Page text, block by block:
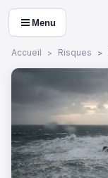
Menu
Accueil Risques